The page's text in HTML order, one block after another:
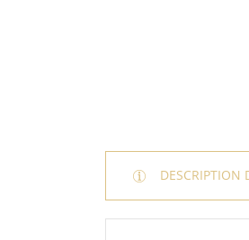
DESCRIPTION